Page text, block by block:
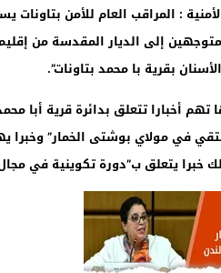
: المراقب العام للأمن بتاونات
بقرية با محمد بتاونات”.
أخبارا تتعلق بدائرة قرية أبا
في مولاي بوشتى الخمار”
خبرا يتعلق ب”دورة تكوينية في